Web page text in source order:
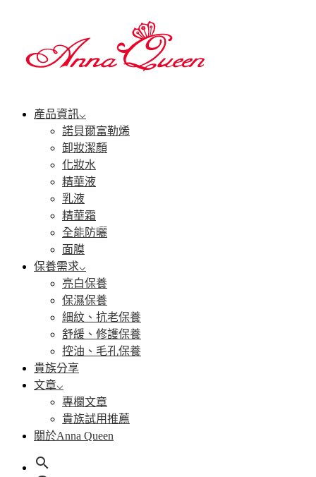
產品資訊
諾貝爾富勒烯
卸妝潔顏
化妝水
精華液
乳液
精華霜
全能防曬
面膜
保養需求
亮白保養
保濕保養
細紋、抗老保養
舒緩、修護保養
控油、毛孔保養
貴族分享
文章
專欄文章
貴族試用推薦
關於Anna Queen
search